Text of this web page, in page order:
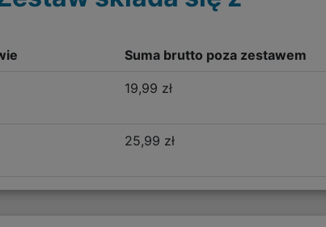
Suma brutto poza zestawem
19,99 zł
25,99 zł